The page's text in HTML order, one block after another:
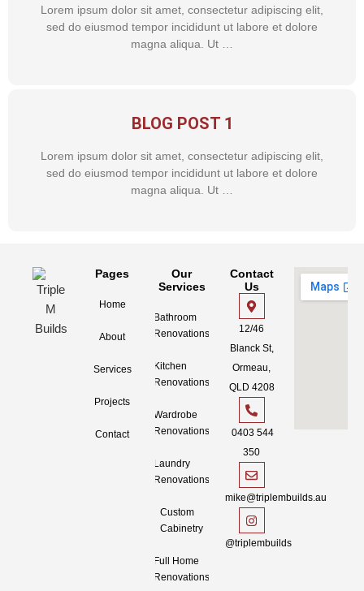
Lorem ipsum dolor sit amet, consectetur adipiscing elit,
sed do eiusmod tempor incididunt ut labore et dolore
magna aliqua. Ut …
BLOG POST 1
Lorem ipsum dolor sit amet, consectetur adipiscing elit,
sed do eiusmod tempor incididunt ut labore et dolore
magna aliqua. Ut …
Pages
Home
About
Services
Projects
Contact
Our
Services
Bathroom
Renovations
Kitchen
Renovations
Wardrobe
Renovations
Laundry
Renovations
Custom
Cabinetry
Full Home
Renovations
Contact
Us
12/46
Blanck St,
Ormeau,
QLD 4208
0403 544
350
mike@triplembuilds.au
@triplembuilds